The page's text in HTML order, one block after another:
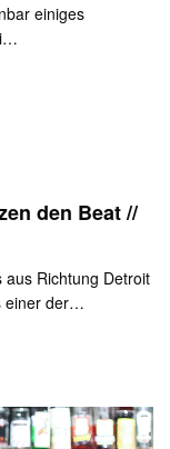
einiges
den Beat //
Richtung Detroit
einer der…